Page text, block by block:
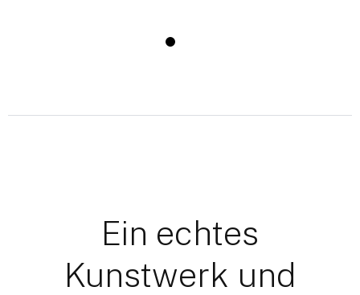
Ein echtes
Kunstwerk und